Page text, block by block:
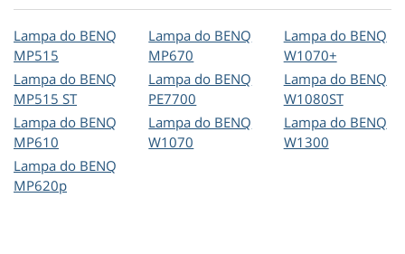
Lampa do BENQ
MP515
Lampa do BENQ
MP515 ST
Lampa do BENQ
MP610
Lampa do BENQ
MP620p
Lampa do BENQ
MP670
Lampa do BENQ
PE7700
Lampa do BENQ
W1070
Lampa do BENQ
W1070+
Lampa do BENQ
W1080ST
Lampa do BENQ
W1300